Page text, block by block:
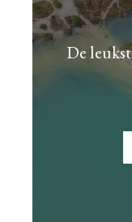
De